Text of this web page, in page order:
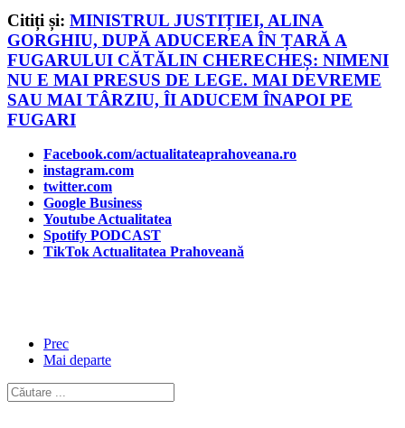
Citiți și: MINISTRUL JUSTIȚIEI, ALINA
GORGHIU, DUPĂ ADUCEREA ÎN ȚARĂ A
FUGARULUI CĂTĂLIN CHERECHEȘ: NIMENI
NU E MAI PRESUS DE LEGE. MAI DEVREME
SAU MAI TÂRZIU, ÎI ADUCEM ÎNAPOI PE
FUGARI
Facebook.com/actualitateaprahoveana.ro
instagram.com
twitter.com
Google Business
Youtube Actualitatea
Spotify PODCAST
TikTok Actualitatea Prahoveană
Prec
Mai departe